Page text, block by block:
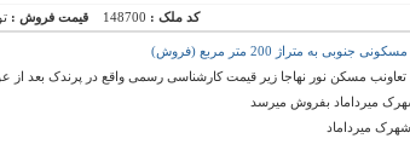
کد ملک : 148700 قیمت فروش :
جنوبی به متراژ 200 متر مربع (فروش)
تعاونب مسکن نور نهاجا زیر قیمت کارشناسی رسمی واقع در پرندک بعد
شهرک میرداماد